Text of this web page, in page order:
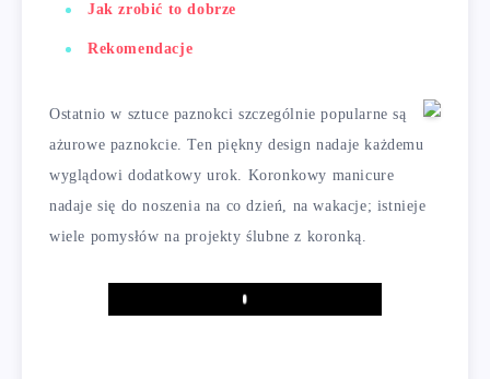
Jak zrobić to dobrze
Rekomendacje
Ostatnio w sztuce paznokci szczególnie popularne są
ażurowe paznokcie. Ten piękny design nadaje każdemu
wyglądowi dodatkowy urok. Koronkowy manicure
nadaje się do noszenia na co dzień, na wakacje; istnieje
wiele pomysłów na projekty ślubne z koronką.
Play